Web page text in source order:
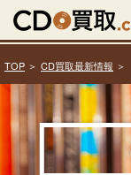
TOP CD買取最新情報